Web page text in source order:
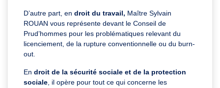
D’autre part, en droit du travail, Maître Sylvain
ROUAN vous représente devant le Conseil de
Prud’hommes pour les problématiques relevant du
licenciement, de la rupture conventionnelle ou du burn-
out.
En droit de la sécurité sociale et de la protection
sociale, il opère pour tout ce qui concerne les